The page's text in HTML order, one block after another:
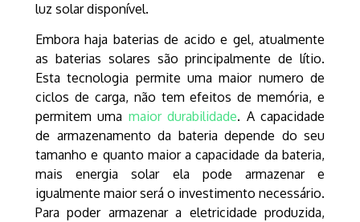
luz solar disponível.
Embora haja baterias de acido e gel, atualmente
as baterias solares são principalmente de lítio.
Esta tecnologia permite uma maior numero de
ciclos de carga, não tem efeitos de memória, e
permitem uma maior durabilidade. A capacidade
de armazenamento da bateria depende do seu
tamanho e quanto maior a capacidade da bateria,
mais energia solar ela pode armazenar e
igualmente maior será o investimento necessário.
Para poder armazenar a eletricidade produzida,